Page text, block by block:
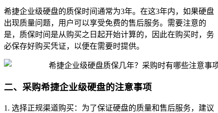
希捷企业级硬盘的质保时间通常为3年。在这3年内，如果硬盘
出现质量问题，用户可以享受免费的售后服务。需要注意的
是，质保时间是从购买之日起开始计算的，因此在购买时，务
必保存好购买凭证，以便在需要时提供。
二、采购希捷企业级硬盘的注意事项
1. 选择正规渠道购买：为了保证硬盘的质量和售后服务，建议